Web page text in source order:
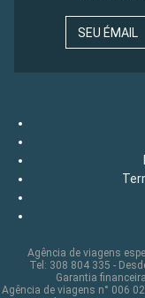
SEU ÉMAIL
Agência de viagens
Tel: 308 804 335 -
Garantia
Agência de viagens n° 006